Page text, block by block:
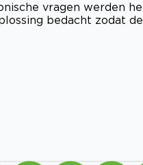
vragen werden
bedacht zodat de